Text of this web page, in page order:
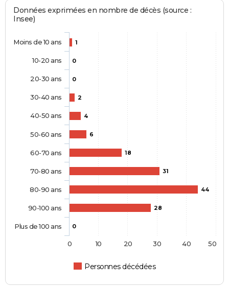
Données exprimées en nombre de décès (source :
Insee)
1
0
0
2
4
6
18
31
44
28
0
Personnes décédées
Moins de 10 ans
10-20 ans
20-30 ans
30-40 ans
40-50 ans
50-60 ans
60-70 ans
70-80 ans
80-90 ans
90-100 ans
Plus de 100 ans
0 10 20 30 40 50